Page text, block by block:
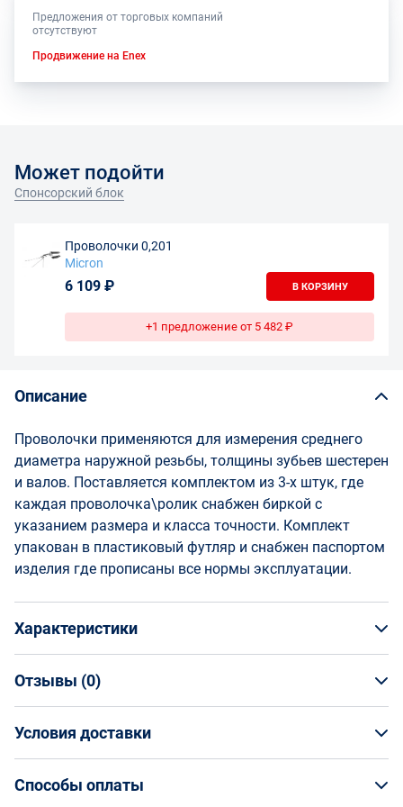
Предложения от торговых компаний
отсутствуют
Продвижение на Enex
Может подойти
Спонсорский блок
Проволочки 0,201
Micron
6 109 ₽ В КОРЗИНУ
+1 предложение от 5 482 ₽
Описание
Проволочки применяются для измерения среднего
диаметра наружной резьбы, толщины зубьев шестерен
и валов. Поставляется комплектом из 3-х штук, где
каждая проволочка\ролик снабжен биркой с
указанием размера и класса точности. Комплект
упакован в пластиковый футляр и снабжен паспортом
изделия где прописаны все нормы эксплуатации.
Характеристики
Общая информация
ЧИЗ
Артикул
51351
Отзывы (0)
НАПИСАТЬ ОТЗЫВ
Условия доставки
Условия доставки
Способы оплаты